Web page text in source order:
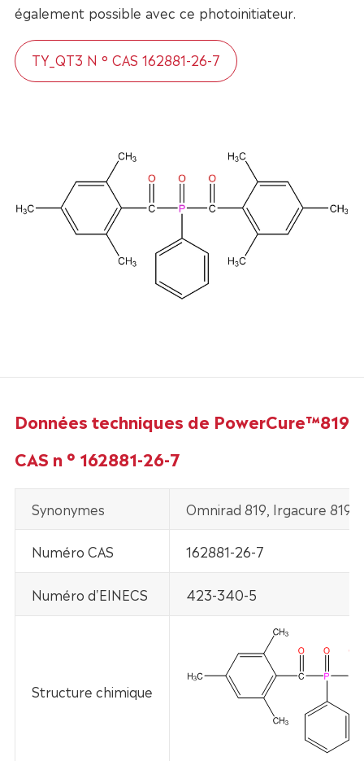
également possible avec ce photoinitiateur.
TY_QT3 N ° CAS 162881-26-7
Données techniques de PowerCure™819
CAS n ° 162881-26-7
Synonymes Omnirad 819, Irgacure 819
Numéro CAS 162881-26-7
Numéro d'EINECS 423-340-5
Structure chimique